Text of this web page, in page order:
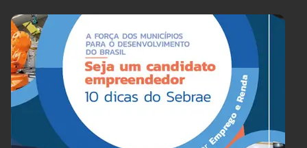
Agronegócios
Brasil
Brasil Mineral
Ciência &
Tecnologia
Cinema
Comportamento
Cultura
Economia
Educação
Infraestrutura
Meio Ambiente
Política
Saúde
Tempo